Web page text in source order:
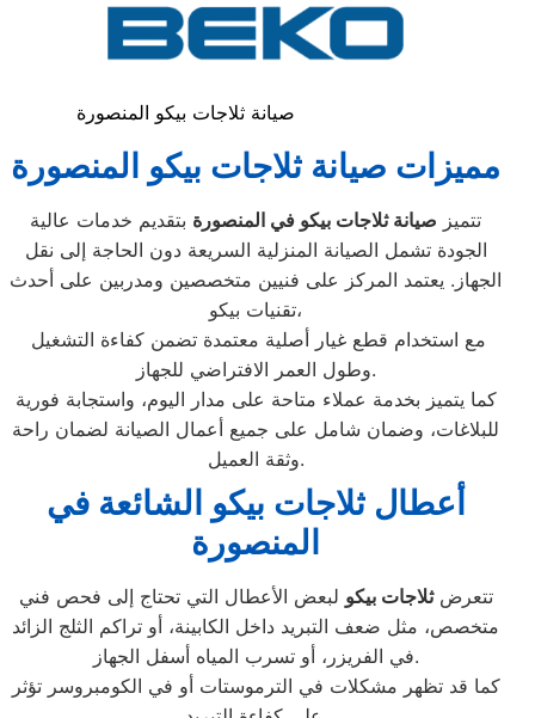
صيانة ثلاجات بيكو المنصورة
مميزات صيانة ثلاجات بيكو المنصورة
تتميز صيانة ثلاجات بيكو في المنصورة بتقديم خدمات عالية
الجودة تشمل الصيانة المنزلية السريعة دون الحاجة إلى نقل
الجهاز. يعتمد المركز على فنيين متخصصين ومدربين على أحدث
تقنيات بيكو،
وطول العمر الافتراضي للجهاز.
كما يتميز بخدمة عملاء متاحة على مدار اليوم، واستجابة فورية
للبلاغات، وضمان شامل على جميع أعمال الصيانة لضمان راحة
وثقة العميل.
أعطال ثلاجات بيكو الشائعة في
المنصورة
تتعرضثلاجات بيكو لبعض الأعطال التي تحتاج إلى فحص فني
متخصص، مثل ضعف التبريد داخل الكابينة، أو تراكم الثلج الزائد
في الفريزر، أو تسرب المياه أسفل الجهاز.
كما قد تظهر مشكلات في الترموستات أو في الكومبروسر تؤثر